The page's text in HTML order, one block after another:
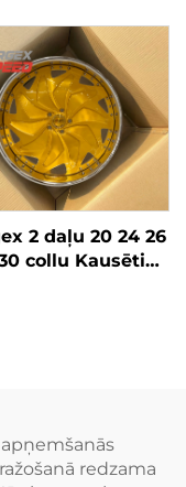
Hromēti riteņi
diski Zelta
riteņu diski
2 daļu 20 24 26
collu Kausētie
redzama